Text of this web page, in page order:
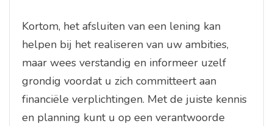
Kortom, het afsluiten van een lening kan
helpen bij het realiseren van uw ambities,
maar wees verstandig en informeer uzelf
grondig voordat u zich committeert aan
financiële verplichtingen. Met de juiste kennis
en planning kunt u op een verantwoorde